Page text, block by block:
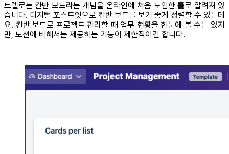
트렐로는 칸반 보드라는 개념을 온라인에 처음 도입한 툴로 알려져 있
습니다. 디지털 포스트잇으로 칸반 보드를 보기 좋게 정렬할 수 있는데
요. 칸반 보드로 프로젝트 관리할 때 업무 현황을 한눈에 볼 수는 있지
만, 노션에 비해서는 제공하는 기능이 제한적이긴 합니다.